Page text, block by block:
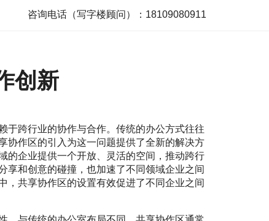
咨询电话（写字楼顾问）：18109080911
创新
于跨行业的协作与合作。传统的办公方式往往
协作区的引入为这一问题提供了全新的解决方
的企业提供一个开放、灵活的空间，推动跨行
享和创意的碰撞，也加速了不同领域企业之间
，共享协作区的设置有效促进了不同企业之间